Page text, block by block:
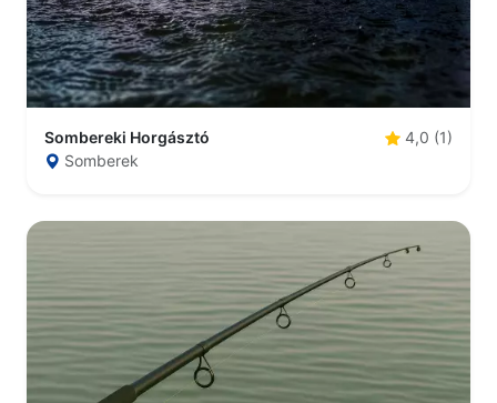
Sombereki Horgásztó
4,0 (1)
Somberek